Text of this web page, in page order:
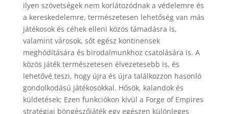
ilyen szövetségek nem korlátozódnak a védelemre és
a kereskedelemre, természetesen lehetőség van más
játékosok és céhek elleni közös támadásra is,
valamint városok, sőt egész kontinensek
meghódítására és birodalmunkhoz csatolására is. A
közös játék természetesen élvezetesebb is, és
lehetővé teszi, hogy újra és újra találkozzon hasonló
gondolkodású játékosokkal. Hősök, kalandok és
küldetések: Ezen funkciókon kívül a Forge of Empires
stratégiai böngészőjáték egy egészen különleges